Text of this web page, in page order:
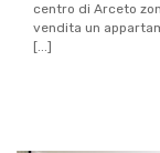
centro di Arceto
vendita un
[...]